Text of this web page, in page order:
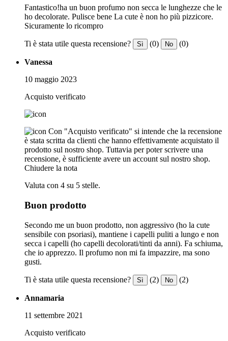
Fantastico!ha un buon profumo non secca le lunghezze che le
ho decolorate. Pulisce bene La cute è non ho più pizzicore.
Sicuramente lo ricompro
Ti è stata utile questa recensione? Sì (0) No (0)
Vanessa
10 maggio 2023
Acquisto verificato
Con "Acquisto verificato" si intende che la recensione
è stata scritta da clienti che hanno effettivamente acquistato il
prodotto sul nostro shop. Tuttavia per poter scrivere una
recensione, è sufficiente avere un account sul nostro shop.
Chiudere la nota
Valuta con 4 su 5 stelle.
Buon prodotto
Secondo me un buon prodotto, non aggressivo (ho la cute
sensibile con psoriasi), mantiene i capelli puliti a lungo e non
secca i capelli (ho capelli decolorati/tinti da anni). Fa schiuma,
che io apprezzo. Il profumo non mi fa impazzire, ma sono
gusti.
Ti è stata utile questa recensione? Sì (2) No (2)
Annamaria
11 settembre 2021
Acquisto verificato